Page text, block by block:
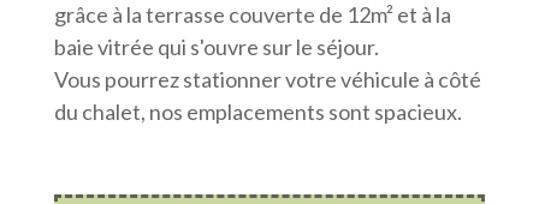
grâce à la terrasse couverte de 12m² et à la
baie vitrée qui s'ouvre sur le séjour.
Vous pourrez stationner votre véhicule à côté
du chalet, nos emplacements sont spacieux.